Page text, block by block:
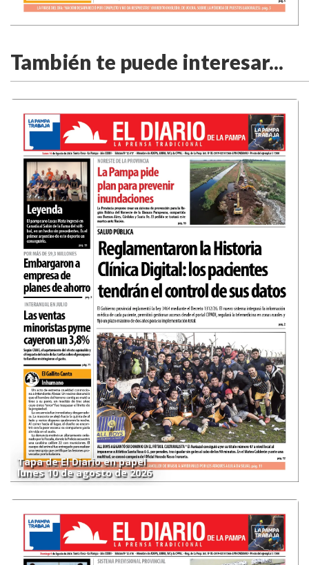
También te puede interesar...
Tapa de El Diario en papel
lunes 10 de agosto de 2026